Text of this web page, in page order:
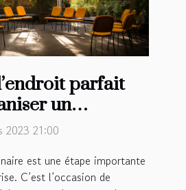
parfait
un
Rennes ?
2023 21:00
est une étape importante
C’est l’occasion de